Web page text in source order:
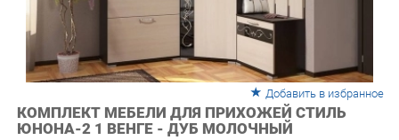
Добавить в избранное
КОМПЛЕКТ МЕБЕЛИ ДЛЯ ПРИХОЖЕЙ СТИЛЬ
ЮНОНА-2 1 ВЕНГЕ - ДУБ МОЛОЧНЫЙ
Серия мебели для дома от мебельной фабрики Стиль, занимающейся